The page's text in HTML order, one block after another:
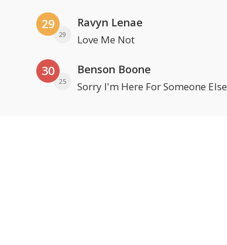
29
29
Ravyn Lenae
Love Me Not
30
25
Benson Boone
Sorry I'm Here For Someone Else